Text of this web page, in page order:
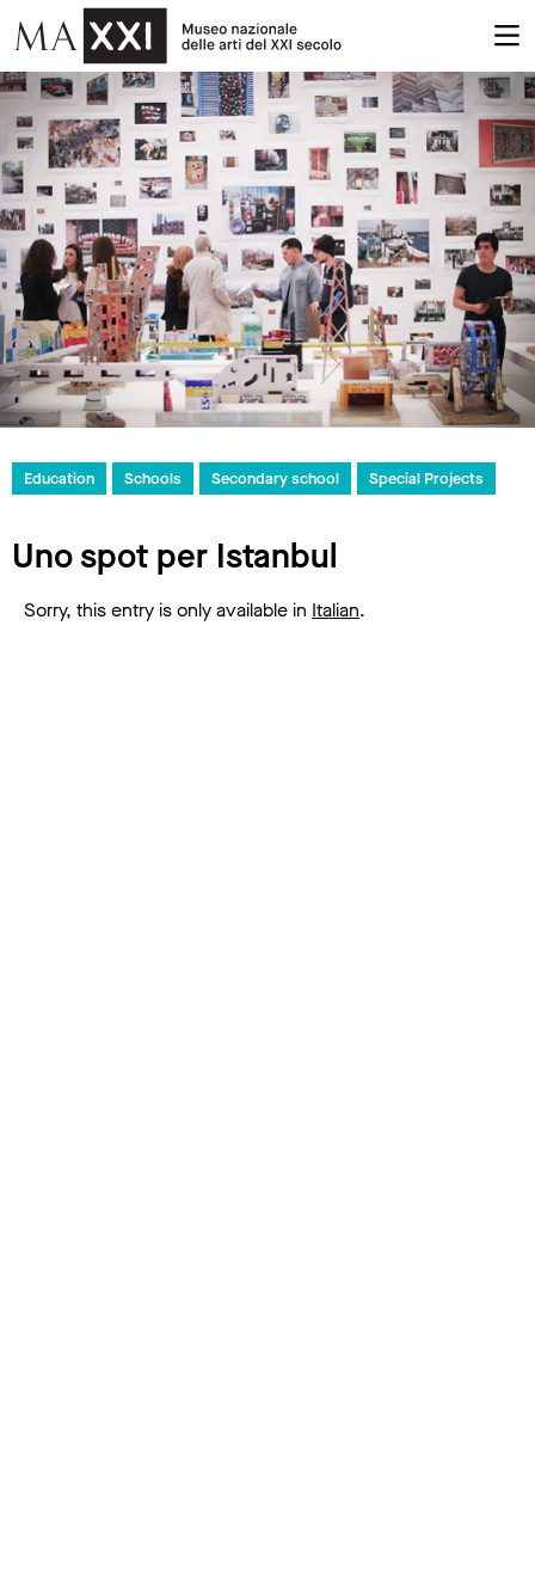
Education Schools Secondary school Special Projects
Uno spot per Istanbul
Sorry, this entry is only available in Italian.